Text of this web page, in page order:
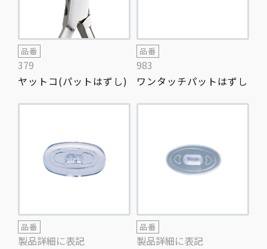
品番
379
ヤットコ(パットはずし)
品番
983
ワンタッチパットはずし
品番
製品詳細に表記
品番
製品詳細に表記